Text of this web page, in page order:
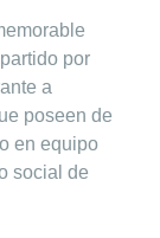
por
a
poseen de
en equipo
social de